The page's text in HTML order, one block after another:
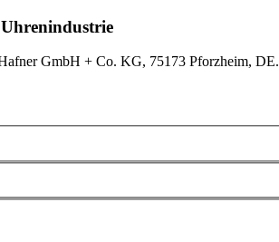
GmbH + Co. KG, 75173 Pforzheim, DE.